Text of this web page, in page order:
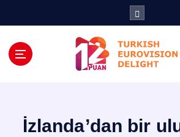
İzlanda’dan bir